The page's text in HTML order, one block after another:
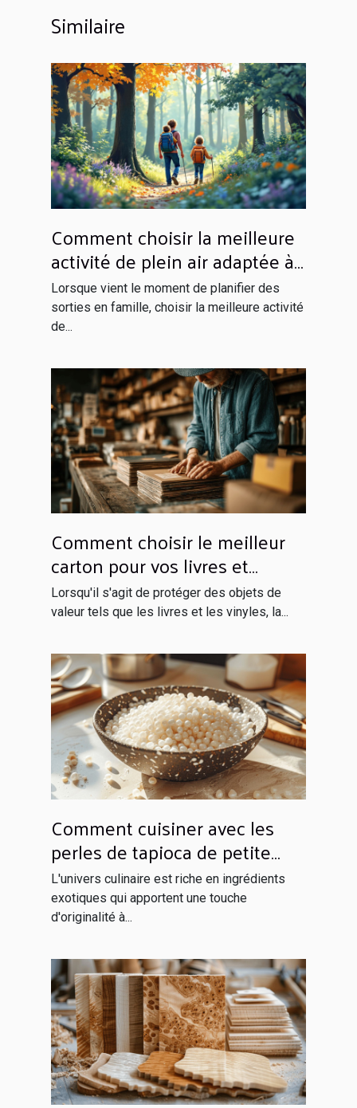
Similaire
Comment choisir la meilleure
activité de plein air adaptée à
votre famille ?
Lorsque vient le moment de planifier des
sorties en famille, choisir la meilleure activité
de...
Comment choisir le meilleur
carton pour vos livres et
vinyles
Lorsqu'il s'agit de protéger des objets de
valeur tels que les livres et les vinyles, la...
Comment cuisiner avec les
perles de tapioca de petite
taille
L'univers culinaire est riche en ingrédients
exotiques qui apportent une touche
d'originalité à...